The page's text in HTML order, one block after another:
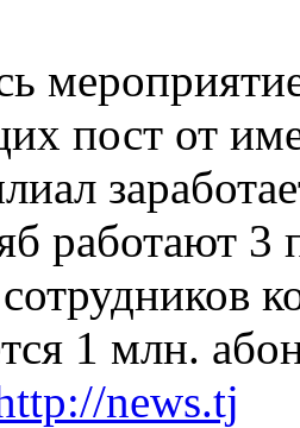
пост от
работают 3
1 млн.
news.tj